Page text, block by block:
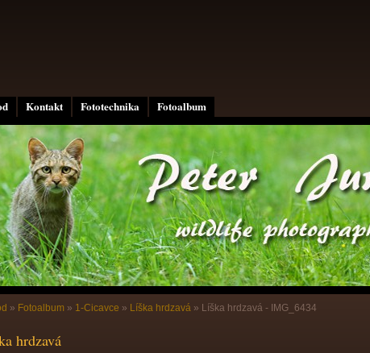
Kontakt Fototechnika Fotoalbum
» Fotoalbum » 1-Cicavce » Líška hrdzavá » Líška hrdzavá - IMG_6434
hrdzavá